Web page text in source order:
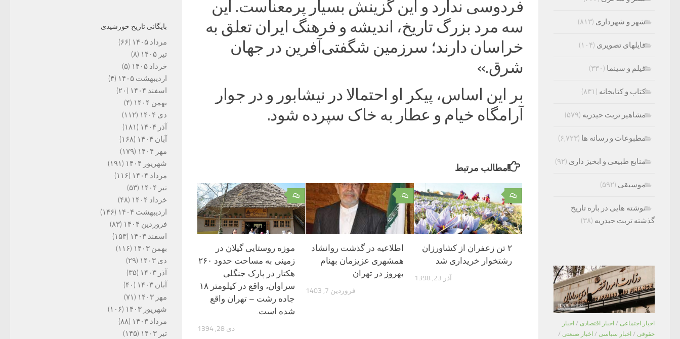
فردوسی ندارد و این گزینش بسیار پرمعناست. این
سه مرد بزرگ تاریخ، اندیشه و فرهنگ ایران تعلق به
خراسان دارند؛ سرزمین شگفتی‌آفرین در جهان
شرق.»
بر این اساس، پیکر او احتمالا در نیشابور و در جوار
آرامگاه خیام و عطار به خاک سپرده شود.
مطالب مرتبط
۰
موزه روستایی گیلان در
زمینی به مساحت حدود ۲۶۰
هکتار در پارک جنگلی
سراوان، واقع در کیلومتر ۱۸
جاده رشت – تهران واقع
شده است.
دی 28, 1394
۰
اطلاعیه در گذشت روانشاد
همشهری عزیزمان بهنام
بهروز در تهران
فروردین 7, 1403
۰
۲ تن زعفران از کشاورزان
رشتخوار خریداری شد
آذر 23, 1398
بایگانی تاریخ خورشیدی
مرداد ۱۴۰۵
(۶۶)
تیر ۱۴۰۵
(۸)
خرداد ۱۴۰۵
(۵)
اردیبهشت ۱۴۰۵
(۴)
اسفند ۱۴۰۴
(۲۰)
بهمن ۱۴۰۴
(۴)
دی ۱۴۰۴
(۱۱۲)
آذر ۱۴۰۴
(۱۸۱)
آبان ۱۴۰۴
(۱۶۸)
مهر ۱۴۰۴
(۱۷۹)
شهریور ۱۴۰۴
(۱۹۱)
مرداد ۱۴۰۴
(۱۱۶)
تیر ۱۴۰۴
(۵۳)
خرداد ۱۴۰۴
(۴۸)
اردیبهشت ۱۴۰۴
(۱۴۶)
فروردین ۱۴۰۴
(۸۳)
اسفند ۱۴۰۳
(۱۵۳)
بهمن ۱۴۰۳
(۱۱۶)
دی ۱۴۰۳
(۲۹)
آذر ۱۴۰۳
(۳۵)
آبان ۱۴۰۳
(۴۰)
مهر ۱۴۰۳
(۷۱)
شهریور ۱۴۰۳
(۱۰۶)
مرداد ۱۴۰۳
(۸۸)
تیر ۱۴۰۳
(۱۴۵)
شهر و شهرداری (۸۱۳)
فایلهای تصویری (۱۰۴)
فیلم و سینما (۳۳۰)
کتاب و کتابخانه (۸۳۱)
مشاهیر تربت حیدریه (۵۷۹)
مطبوعات و رسانه ها (۶,۷۲۳)
منابع طبیعی و ابخیز داری (۹۲)
موسیقی (۵۹۲)
نوشته هایی در باره تاریخ
گذشته تربت حیدریه (۳۸)
اخبار اجتماعی / اخبار اقتصادی / اخبار
حقوقی / اخبار سیاسی / اخبار صنعتی /